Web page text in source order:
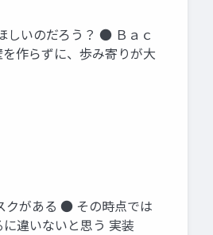
しいのだろう？ ● Ｂａｃ
作らずに、歩み寄りが大
クがある ● その時点では
違いないと思う 実装